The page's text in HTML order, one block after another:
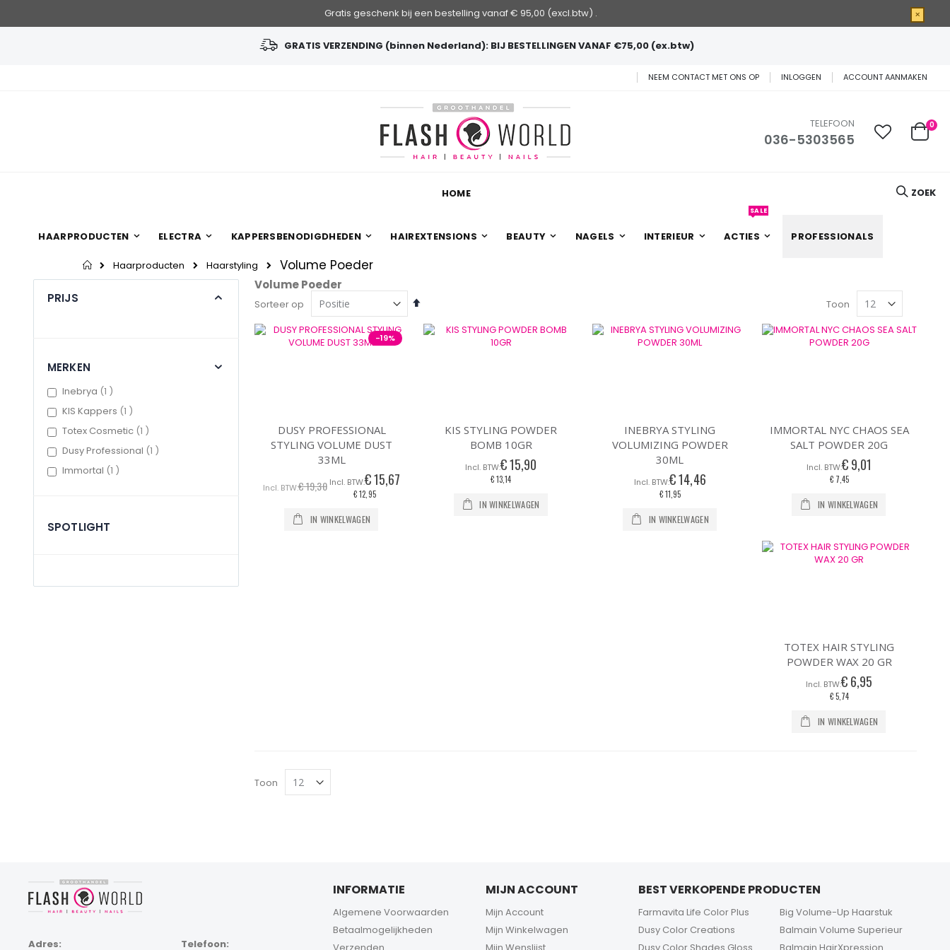
Gratis geschenk bij een bestelling vanaf € 95,00 (excl.btw) . ×
GRATIS VERZENDING (binnen Nederland): BIJ BESTELLINGEN VANAF €75,00 (ex.btw)
NEEM CONTACT MET ONS OP INLOGGEN ACCOUNT AANMAKEN
TELEFOON
036-5303565
ZOEK
Cart
0
HOME
HAARPRODUCTEN ELECTRA KAPPERSBENODIGDHEDEN HAIREXTENSIONS BEAUTY NAGELS INTERIEUR ACTIES
SALE
PROFESSIONALS
Home
Haarproducten Haarstyling Volume Poeder
Volume Poeder
Sorteer op
Van
naar
laag
Toon
-19%
DUSY PROFESSIONAL
STYLING VOLUME DUST
33ML
€ 19,30
Speciale
prijs
€ 15,67
€ 12,95
IN WINKELWAGEN
KIS STYLING POWDER
BOMB 10GR
€ 15,90
€ 13,14
IN WINKELWAGEN
INEBRYA STYLING
VOLUMIZING POWDER
30ML
€ 14,46
€ 11,95
IN WINKELWAGEN
IMMORTAL NYC CHAOS SEA
SALT POWDER 20G
€ 9,01
€ 7,45
IN WINKELWAGEN
TOTEX HAIR STYLING
POWDER WAX 20 GR
€ 6,95
€ 5,74
IN WINKELWAGEN
Toon
PRIJS
MERKEN
Inebrya 1 item
KIS Kappers 1 item
Totex Cosmetic 1 item
Dusy Professional 1 item
Immortal 1 item
SPOTLIGHT
Adres: Telefoon:
INFORMATIE
Algemene Voorwaarden
Betaalmogelijkheden
MIJN ACCOUNT
Mijn Account
Mijn Winkelwagen
BEST VERKOPENDE PRODUCTEN
Farmavita Life Color Plus
Dusy Color Creations
Big Volume-Up Haarstuk
Balmain Volume Superieur